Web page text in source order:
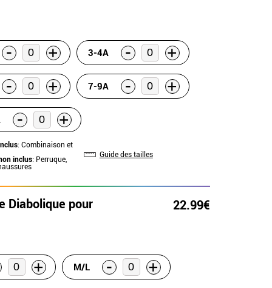
- + 3-4A -
+
-
+ 7-9A - +
- +
: Combinaison et
inclus: Perruque,
Guide des tailles
Diabolique pour 22.99€
+ M/L -
+